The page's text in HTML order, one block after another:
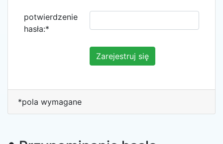
potwierdzenie
hasła:*
*pola wymagane